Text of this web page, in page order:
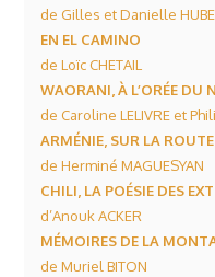
de Gilles et Danielle
EN EL CAMINO
de Loïc CHETAIL
WAORANI, À L’ORÉE DU
de Caroline LELIVRE et
ARMÉNIE, SUR LA
de Herminé MAGUESYAN
CHILI, LA POÉSIE DES
d’Anouk ACKER
MÉMOIRES DE LA
de Muriel BITON